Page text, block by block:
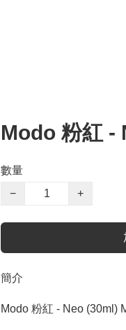
Modo 粉紅 -
數量
−
+
簡介
Modo 粉紅 - Neo (30ml)